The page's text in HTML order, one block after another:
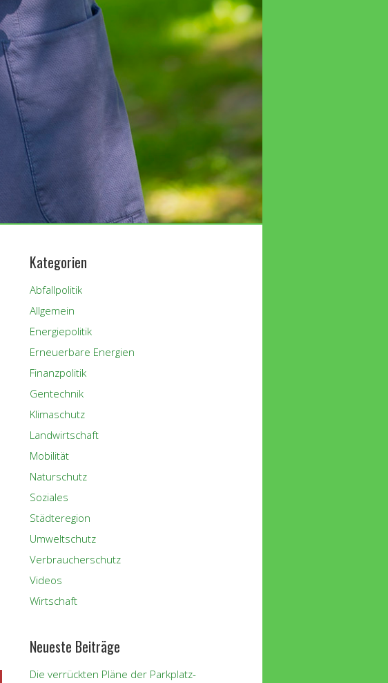
Kategorien
Abfallpolitik
Allgemein
Energiepolitik
Erneuerbare Energien
Finanzpolitik
Gentechnik
Klimaschutz
Landwirtschaft
Mobilität
Naturschutz
Soziales
Städteregion
Umweltschutz
Verbraucherschutz
Videos
Wirtschaft
Neueste Beiträge
Die verrückten Pläne der Parkplatz-